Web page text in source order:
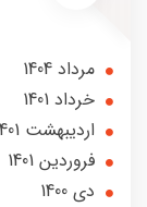
مرداد 1404
خرداد 1401
ارديبهشت 1401
فروردین 1401
دی 1400